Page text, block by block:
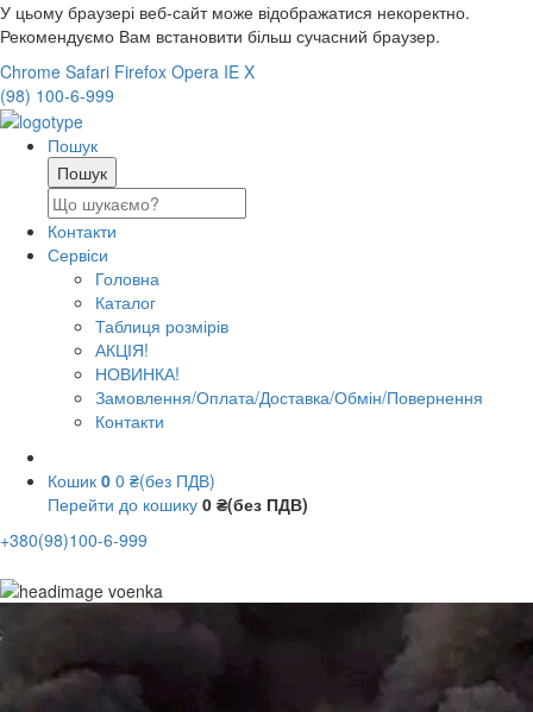
У цьому браузері веб-сайт може відображатися некоректно.
Рекомендуємо Вам встановити більш сучасний браузер.
Chrome Safari Firefox Opera IE X
(98) 100-6-999
Пошук
Контакти
Сервіси
Головна
Каталог
Таблиця розмірів
АКЦІЯ!
НОВИНКА!
Замовлення/Оплата/Доставка/Обмін/Повернення
Контакти
Кошик 0 0 ₴(без ПДВ)
Перейти до кошику 0 ₴(без ПДВ)
+380(98)100-6-999